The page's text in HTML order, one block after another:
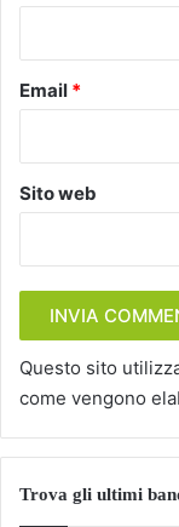
Email *
Sito web
Questo sito
come vengono
Trova gli ultimi